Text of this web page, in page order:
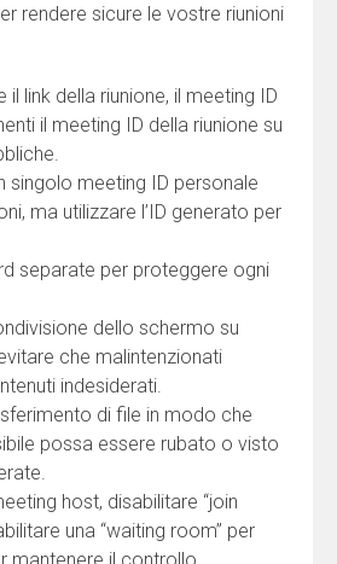
rendere sicure le vostre riunioni
il link della riunione, il meeting ID
il meeting ID della riunione su
singolo meeting ID personale
ma utilizzare l’ID generato per
separate per proteggere ogni
dello schermo su
che malintenzionati
indesiderati.
di file in modo che
possa essere rubato o visto
host, disabilitare “join
una “waiting room” per